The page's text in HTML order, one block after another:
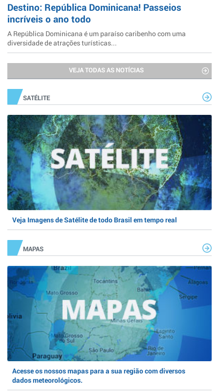
Destino: República Dominicana! Passeios
incríveis o ano todo
A República Dominicana é um paraíso caribenho com uma
diversidade de atrações turísticas...
VEJA TODAS AS NOTÍCIAS
SATÉLITE
Veja Imagens de Satélite de todo Brasil em tempo real
MAPAS
Acesse os nossos mapas para a sua região com diversos
dados meteorológicos.